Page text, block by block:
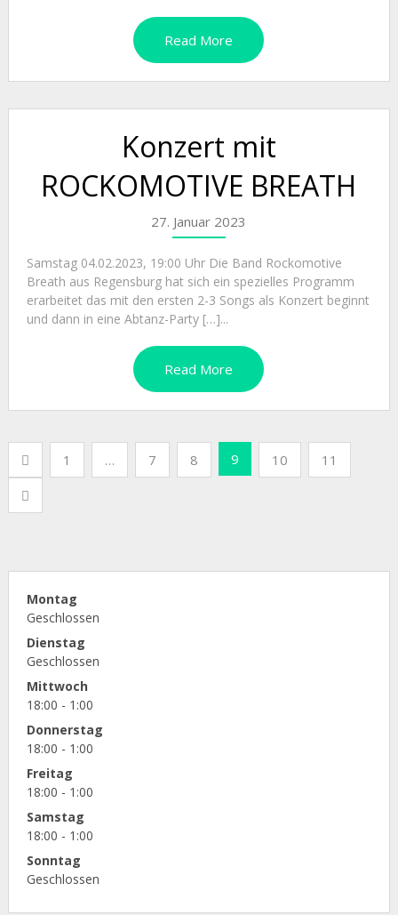
Read More
Konzert mit
ROCKOMOTIVE BREATH
27. Januar 2023
Samstag 04.02.2023, 19:00 Uhr Die Band Rockomotive
Breath aus Regensburg hat sich ein spezielles Programm
erarbeitet das mit den ersten 2-3 Songs als Konzert beginnt
und dann in eine Abtanz-Party […]...
Read More
Seitennummerierung
der
Beiträge
1 … 7 8 9 10 11
Montag
Geschlossen
Dienstag
Geschlossen
Mittwoch
18:00 - 1:00
Donnerstag
18:00 - 1:00
Freitag
18:00 - 1:00
Samstag
18:00 - 1:00
Sonntag
Geschlossen